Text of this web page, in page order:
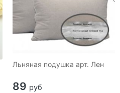
Льняная подушка арт. Лен
89 руб